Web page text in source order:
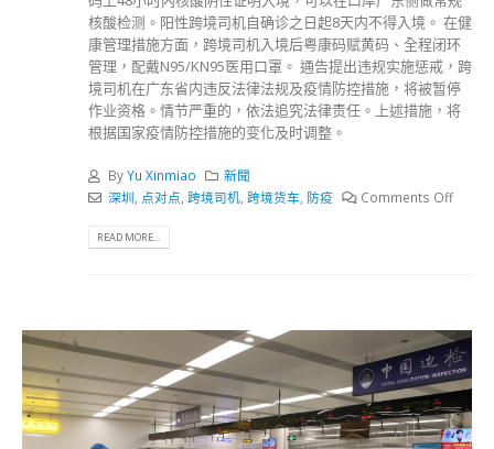
核酸检测。阳性跨境司机自确诊之日起8天内不得入境。 在健
康管理措施方面，跨境司机入境后粤康码赋黄码、全程闭环
管理，配戴N95/KN95医用口罩。 通告提出违规实施惩戒，跨
境司机在广东省内违反法律法规及疫情防控措施，将被暂停
作业资格。情节严重的，依法追究法律责任。上述措施，将
根据国家疫情防控措施的变化及时调整。
ByYu Xinmiao
新聞
深圳 点对点 跨境司机, 跨境货车 防疫 Comments Off
READ MORE...